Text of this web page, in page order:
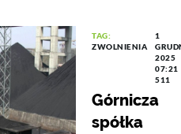
TAG:
ZWOLNIENIA
1
2025
07:21
511
Górnicza
spółka